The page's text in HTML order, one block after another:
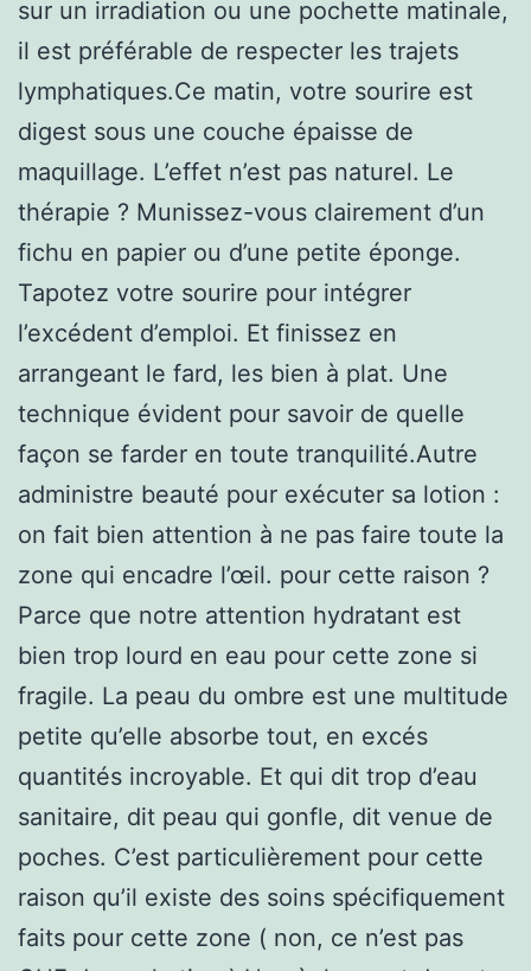
sur un irradiation ou une pochette matinale,
il est préférable de respecter les trajets
lymphatiques.Ce matin, votre sourire est
digest sous une couche épaisse de
maquillage. L’effet n’est pas naturel. Le
thérapie ? Munissez-vous clairement d’un
fichu en papier ou d’une petite éponge.
Tapotez votre sourire pour intégrer
l’excédent d’emploi. Et finissez en
arrangeant le fard, les bien à plat. Une
technique évident pour savoir de quelle
façon se farder en toute tranquilité.Autre
administre beauté pour exécuter sa lotion :
on fait bien attention à ne pas faire toute la
zone qui encadre l’œil. pour cette raison ?
Parce que notre attention hydratant est
bien trop lourd en eau pour cette zone si
fragile. La peau du ombre est une multitude
petite qu’elle absorbe tout, en excés
quantités incroyable. Et qui dit trop d’eau
sanitaire, dit peau qui gonfle, dit venue de
poches. C’est particulièrement pour cette
raison qu’il existe des soins spécifiquement
faits pour cette zone ( non, ce n’est pas